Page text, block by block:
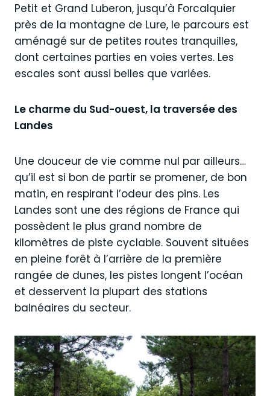
Petit et Grand Luberon, jusqu’à Forcalquier
près de la montagne de Lure, le parcours est
aménagé sur de petites routes tranquilles,
dont certaines parties en voies vertes. Les
escales sont aussi belles que variées.
Le charme du Sud-ouest, la traversée des
Landes
Une douceur de vie comme nul par ailleurs…
qu’il est si bon de partir se promener, de bon
matin, en respirant l’odeur des pins. Les
Landes sont une des régions de France qui
possèdent le plus grand nombre de
kilomètres de piste cyclable. Souvent situées
en pleine forêt à l’arrière de la première
rangée de dunes, les pistes longent l’océan
et desservent la plupart des stations
balnéaires du secteur.